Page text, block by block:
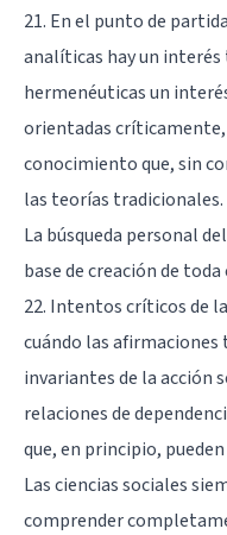
21. En el punto de
analíticas hay un
hermenéuticas un
orientadas
conocimiento que, sin
las teorías tradicionales.
La búsqueda personal
base de creación de
22. Intentos críticos de
cuándo las
invariantes de la acción
relaciones de
que, en principio,
Las ciencias sociales
comprender